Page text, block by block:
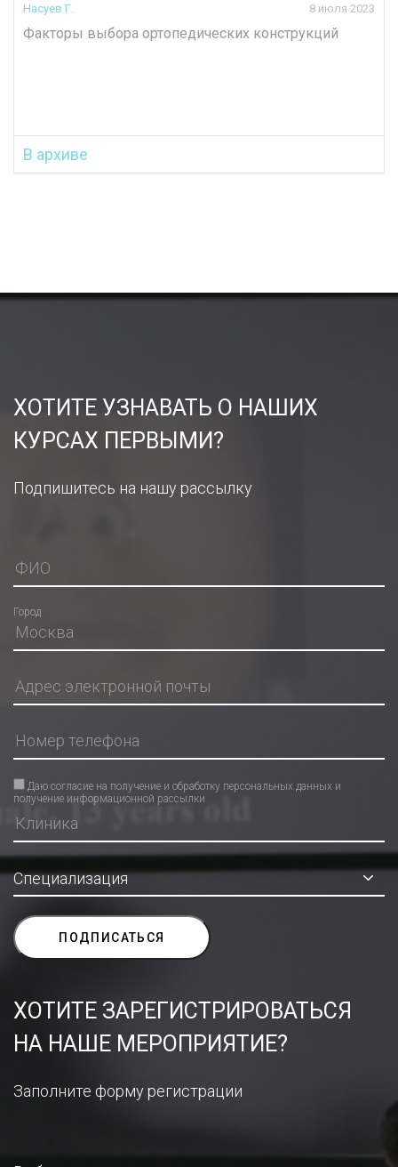
Насуев Г. 8 июля 2023
Факторы выбора ортопедических конструкций
В архиве
ХОТИТЕ УЗНАВАТЬ О НАШИХ
КУРСАХ ПЕРВЫМИ?
Подпишитесь на нашу рассылку
Город
Даю согласие на получение и обработку персональных данных и
получение информационной рассылки
ХОТИТЕ ЗАРЕГИСТРИРОВАТЬСЯ
НА НАШЕ МЕРОПРИЯТИЕ?
Заполните форму регистрации